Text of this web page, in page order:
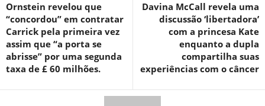
Ornstein revelou que
“concordou” em contratar
Carrick pela primeira vez
assim que “a porta se
abrisse” por uma segunda
taxa de £ 60 milhões.
Davina McCall revela uma
discussão ‘libertadora’
com a princesa Kate
enquanto a dupla
compartilha suas
experiências com o câncer